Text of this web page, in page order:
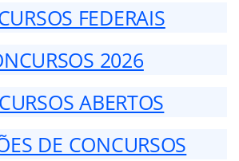
FEDERAIS
2026
ABERTOS
DE CONCURSOS